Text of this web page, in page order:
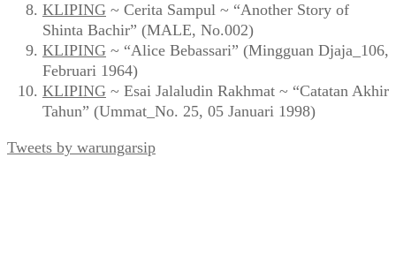
KLIPING ~ Cerita Sampul ~ “Another Story of
Shinta Bachir” (MALE, No.002)
KLIPING ~ “Alice Bebassari” (Mingguan Djaja_106,
Februari 1964)
KLIPING ~ Esai Jalaludin Rakhmat ~ “Catatan Akhir
Tahun” (Ummat_No. 25, 05 Januari 1998)
Tweets by warungarsip